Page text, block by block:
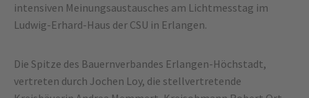
intensiven Meinungsaustausches am Lichtmesstag im
Ludwig-Erhard-Haus der CSU in Erlangen.
Die Spitze des Bauernverbandes Erlangen-Höchstadt,
vertreten durch Jochen Loy, die stellvertretende